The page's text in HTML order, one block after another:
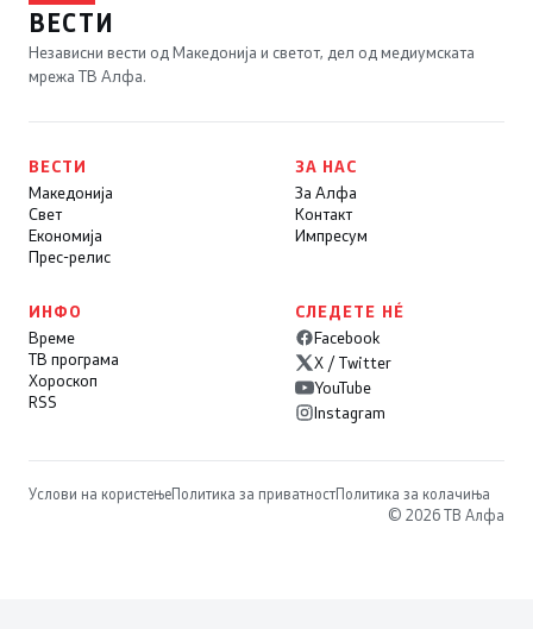
ВЕСТИ
Независни вести од Македонија и светот, дел од медиумската
мрежа ТВ Алфа.
ВЕСТИ
Македонија
Свет
Економија
Прес-релис
ЗА НАС
За Алфа
Контакт
Импресум
ИНФО
Време
ТВ програма
Хороскоп
RSS
СЛЕДЕТЕ НÉ
Facebook
X / Twitter
YouTube
Instagram
Услови на користењеПолитика за приватностПолитика за колачиња
© 2026 ТВ Алфа